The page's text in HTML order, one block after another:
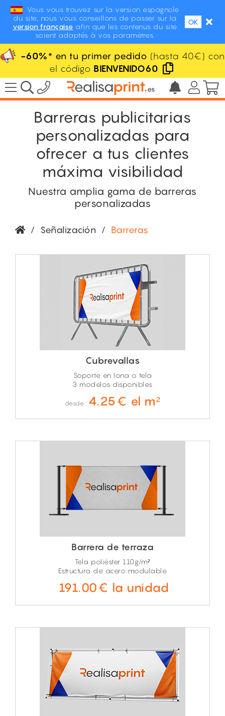
Vous vous trouvez sur la version espagnole
du site, nous vous conseillons de passer sur la
version française afin que les contenus du site
soient adaptés à vos paramètres.
OK
-60%* en tu primer pedido (hasta 40€) con
el código BIENVENIDO60
Barreras publicitarias
personalizadas para
ofrecer a tus clientes
máxima visibilidad
Nuestra amplia gama de barreras
personalizadas
/ Señalización / Barreras
Cubrevallas
Soporte en lona o tela
3 modelos disponibles
desde 4.25€ el m²
Barrera de terraza
Tela poliéster 110g/m²
Estructura de acero modulable
191.00€ la unidad